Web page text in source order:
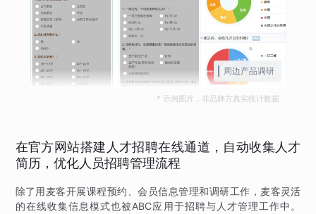
周边产品调研
* 示例图片，非品牌方真实统计数据
在官方网站搭建人才招聘在线通道，自动收集人才
简历，优化人员招聘管理流程
除了用麦客开展课程预约、会员信息管理和调研工作，麦客灵活
的在线收集信息模式也被ABC应用于招聘与人才管理工作中。